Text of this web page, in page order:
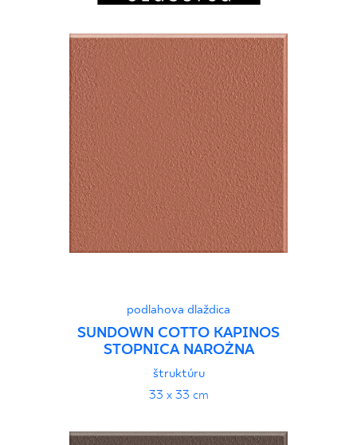
podlahova dlaždica
SUNDOWN COTTO KAPINOS
STOPNICA NAROŻNA
štruktúru
33 x 33 cm